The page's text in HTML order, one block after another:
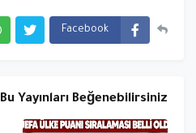
Facebook
Bu Yayınları Beğenebilirsiniz